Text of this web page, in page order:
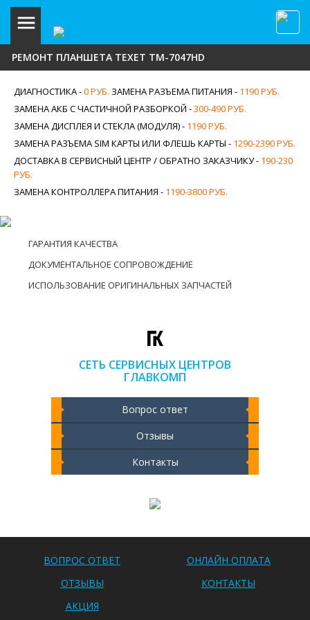
СЕТЬ СЕРВИСНЫХ ЦЕНТРОВ
ГЛАВКОМП
Вопрос ответ
Отзывы
Контакты
РЕМОНТ ПЛАНШЕТА TEXET TM-7047HD
ДИАГНОСТИКА -0 РУБ. ЗАМЕНА РАЗЪЕМА ПИТАНИЯ - 1190 РУБ.
ЗАМЕНА АКБ С ЧАСТИЧНОЙ РАЗБОРКОЙ -300-490 РУБ.
ЗАМЕНА ДИСПЛЕЯ И СТЕКЛА (МОДУЛЯ) - 1190 РУБ.
ЗАМЕНА РАЗЪЕМА SIM КАРТЫ ИЛИ ФЛЕШЬ КАРТЫ - 1290-2390 РУБ.
ДОСТАВКА В СЕРВИСНЫЙ ЦЕНТР / ОБРАТНО ЗАКАЗЧИКУ - 190-230
РУБ.
ЗАМЕНА КОНТРОЛЛЕРА ПИТАНИЯ - 1190-3800 РУБ.
ГАРАНТИЯ КАЧЕСТВА
ДОКУМЕНТАЛЬНОЕ СОПРОВОЖДЕНИЕ
ИСПОЛЬЗОВАНИЕ ОРИГИНАЛЬНЫХ ЗАПЧАСТЕЙ
ВОПРОС ОТВЕТ
ОНЛАЙН ОПЛАТА
ОТЗЫВЫ
КОНТАКТЫ
АКЦИЯ